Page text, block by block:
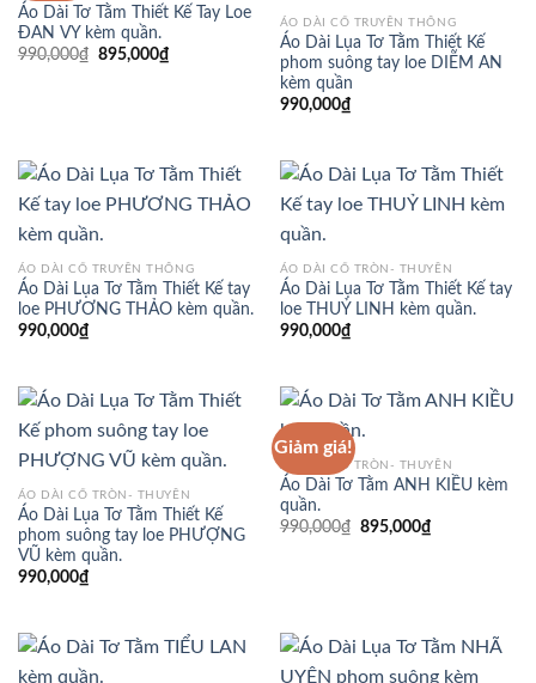
Áo Dài Tơ Tằm Thiết Kế Tay Loe
ĐAN VY kèm quần.
990,000₫ Giá
895,000₫Giá
ÁO DÀI CỔ TRUYỀN THỐNG
Áo Dài Lụa Tơ Tằm Thiết Kế
phom suông tay loe DIỄM AN
kèm quần
990,000₫
ÁO DÀI CỔ TRUYỀN THỐNG
Áo Dài Lụa Tơ Tằm Thiết Kế tay
loe PHƯƠNG THẢO kèm quần.
990,000₫
ÁO DÀI CỔ TRÒN- THUYỀN
Áo Dài Lụa Tơ Tằm Thiết Kế tay
loe THUỶ LINH kèm quần.
990,000₫
ÁO DÀI CỔ TRÒN- THUYỀN
Áo Dài Lụa Tơ Tằm Thiết Kế
phom suông tay loe PHƯỢNG
VŨ kèm quần.
990,000₫
Giảm giá!
ÁO DÀI CỔ TRÒN- THUYỀN
Áo Dài Tơ Tằm ANH KIỀU kèm
quần.
990,000₫ Giá
895,000₫Giá